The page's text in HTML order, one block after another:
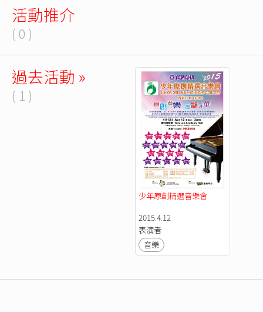
活動推介
( 0 )
過去活動 »
( 1 )
少年原創精選音樂會
2015.4.12
表演者
音樂